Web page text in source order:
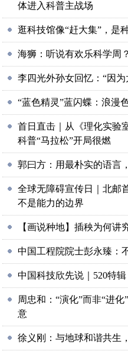
体进入科普主战场
逛科技馆像“赶大集”，是
海狮：听说有欢乐科学周
李四光外孙女回忆：“因
“蓝色精灵”蓝闪蝶：浪漫
首日直击｜从《理化实验
科普“马拉松”开局很燃
郭曰方：用最朴实的语言
全球无障碍宣传日｜北邮
不是能力的边界
【画说种地】插秧为何讲
中国工程院院士彭永臻：
中国科技欣先说｜520特
周忠和：“演化”而非“进
意
徐义刚：与地球和谐共生